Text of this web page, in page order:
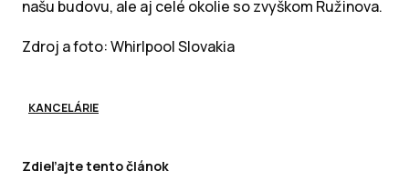
našu budovu, ale aj celé okolie so zvyškom Ružinova.
Zdroj a foto: Whirlpool Slovakia
KANCELÁRIE
Zdieľajte tento článok